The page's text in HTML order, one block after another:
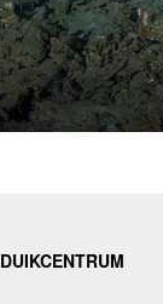
DUIKCENTRUM